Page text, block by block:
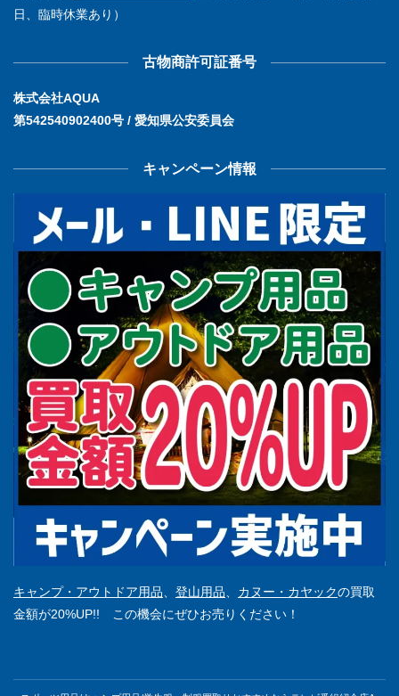
日、臨時休業あり）
古物商許可証番号
株式会社AQUA
第542540902400号 / 愛知県公安委員会
キャンペーン情報
キャンプ・アウトドア用品 登山用品 カヌー・カヤックの買取
金額が20%UP!! この機会にぜひお売りください！